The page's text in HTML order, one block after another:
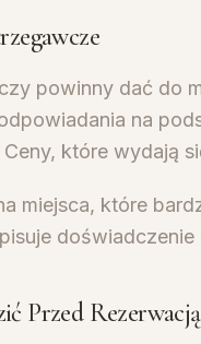
powinny dać do
na
które wydają
miejsca, które
doświadczenie
Przed Rezerwacją